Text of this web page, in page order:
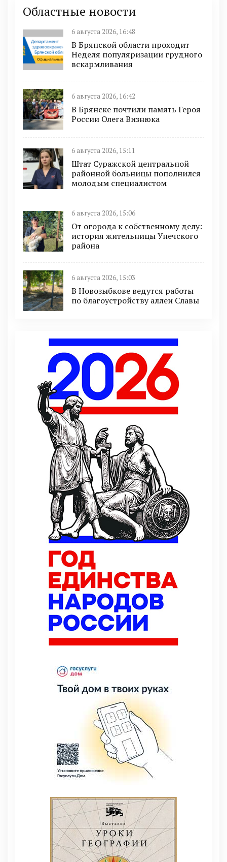
Областные новости
6 августа 2026, 16:48
В Брянской области проходит
Неделя популяризации грудного
вскармливания
6 августа 2026, 16:42
В Брянске почтили память Героя
России Олега Визнюка
6 августа 2026, 15:11
Штат Суражской центральной
районной больницы пополнился
молодым специалистом
6 августа 2026, 15:06
От огорода к собственному делу:
история жительницы Унечского
района
6 августа 2026, 15:03
В Новозыбкове ведутся работы
по благоустройству аллеи Славы